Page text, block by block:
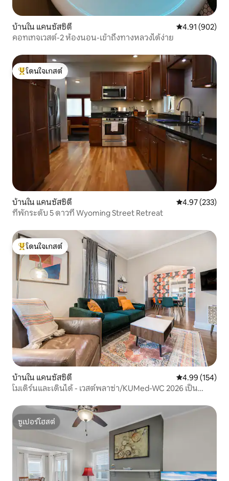
บ้านใน แคนซัสซิตี คะแนนเฉลี่ย
4.91 (902)
คอทเทจเวสต์-2 ห้องนอน-เข้าถึงทางหลวงได้ง่าย
โดนใจเกสต์ที่สุด
โดนใจเกสต์
บ้านใน แคนซัสซิตี คะแนนเฉลี่ย
4.97 (233)
ที่พักระดับ 5 ดาวที่ Wyoming Street Retreat
โดนใจเกสต์ที่สุด
โดนใจเกสต์
บ้านใน แคนซัสซิตี คะแนนเฉลี่ย
4.99 (154)
โมเดิร์นและเดินได้ - เวสต์พลาซ่า/KUMed-WC 2026 เป็น
ซูเปอร์โฮสต์
ซูเปอร์โฮสต์